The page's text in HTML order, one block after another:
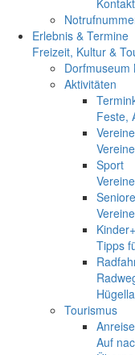
Erlebnis & Termine
Freizeit, Kultur &
Dorfmuseum
Aktivitäten
Feste,
Vereine
Sport
Tipps
Tourismus
Anreise
Auf